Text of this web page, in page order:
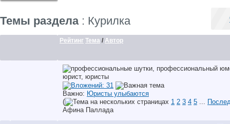
Темы раздела: Курилка
Рейтинг Тема / Автор
Важно: Юристы улыбаются
(
1 2 3 4 5
Афина Паллада